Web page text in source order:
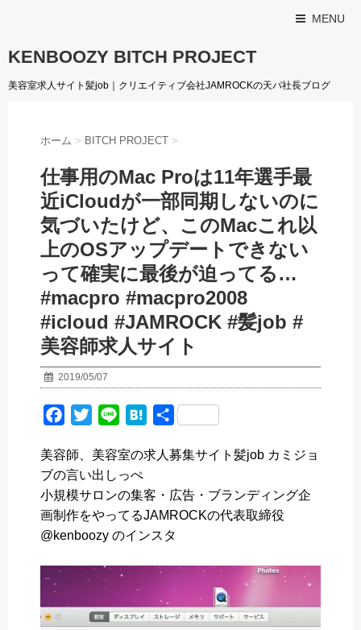
MENU
KENBOOZY BITCH PROJECT
美容室求人サイト髪job｜クリエイティブ会社JAMROCKの天パ社長ブログ
ホーム > BITCH PROJECT >
仕事用のMac Proは11年選手最
近iCloudが一部同期しないのに
気づいたけど、このMacこれ以
上のOSアップデートできない
って確実に最後が迫ってる…
#macpro #macpro2008
#icloud #JAMROCK #髪job #
美容師求人サイト
2019/05/07
c
e
b
o
o
i
t
t
e
r
n
e
t
n
a
共
美容師、美容室の求人募集サイト髪job カミジョ
ブの言い出しっぺ
小規模サロンの集客・広告・ブランディング企
画制作をやってるJAMROCKの代表取締役
@kenboozy のインスタ